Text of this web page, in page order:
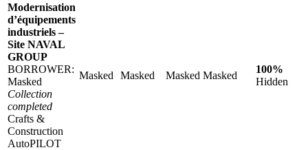
Modernisation
d’équipements
industriels –
Site NAVAL
GROUP
BORROWER:
Masked
Collection
completed
Crafts &
Construction
AutoPILOT
Masked Masked Masked Masked
100%
Hidden